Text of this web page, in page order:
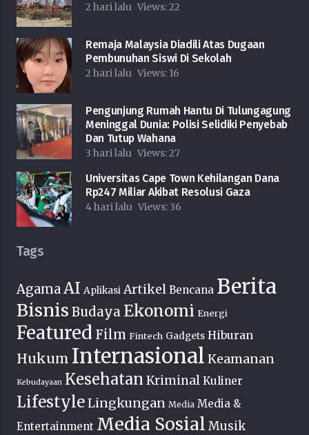
2 hari lalu Views:22
Remaja Malaysia Diadili Atas Dugaan
Pembunuhan Siswi Di Sekolah
2 hari lalu Views: 16
Pengunjung Rumah Hantu Di Tulungagung
Meninggal Dunia: Polisi Selidiki Penyebab
Dan Tutup Wahana
3 hari lalu Views:27
Universitas Cape Town Kehilangan Dana
Rp247 Miliar Akibat Resolusi Gaza
4 hari lalu Views: 36
Tags
AgamaAI Aplikasi Artikel Bencana Berita
Bisnis Budaya Ekonomi Energi
Featured Film Fintech Gadgets Hiburan
Hukum Internasional Keamanan
Kebudayaan Kesehatan Kriminal Kuliner
LifestyleLingkungan Media Media &
Entertainment Media Sosial Musik